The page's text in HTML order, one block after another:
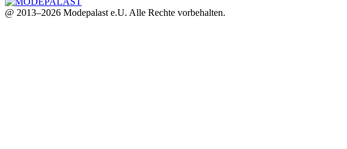
@ 2013–2026 Modepalast e.U. Alle Rechte vorbehalten.